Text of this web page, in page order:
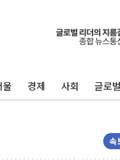
울 경제 사회 글로
속